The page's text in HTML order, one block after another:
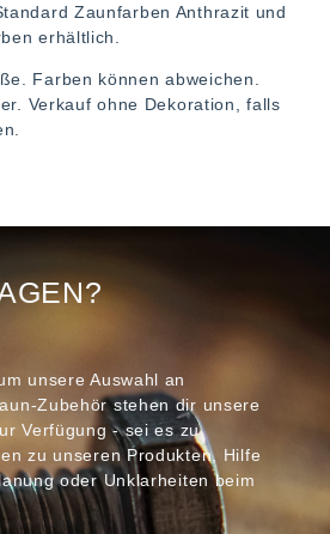
Zaunfarben Anthrazit und
erhältlich.
Farben können abweichen.
Verkauf ohne Dekoration, falls
unsere Auswahl an
Zubehör stehen dir unsere
Verfügung - sei es zu
zu unseren Produkten, Hilfe
oder Unklarheiten beim